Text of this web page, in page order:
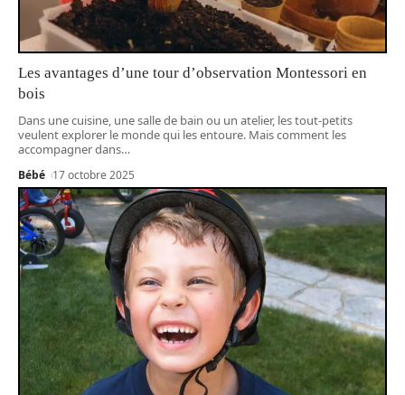
Les avantages d’une tour d’observation Montessori en
bois
Dans une cuisine, une salle de bain ou un atelier, les tout-petits
veulent explorer le monde qui les entoure. Mais comment les
accompagner dans…
Bébé 17 octobre 2025